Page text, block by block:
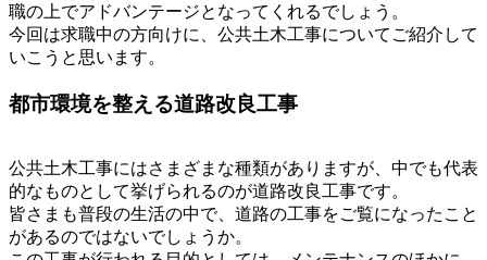
職の上でアドバンテージとなってくれるでしょう。
今回は求職中の方向けに、公共土木工事についてご紹介して
いこうと思います。
都市環境を整える道路改良工事
公共土木工事にはさまざまな種類がありますが、中でも代表
的なものとして挙げられるのが道路改良工事です。
皆さまも普段の生活の中で、道路の工事をご覧になったこと
があるのではないでしょうか。